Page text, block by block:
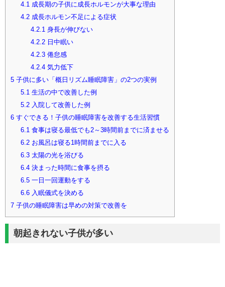
4.1成長期の子供に成長ホルモンが大事な理由
4.2成長ホルモン不足による症状
4.2.1身長が伸びない
4.2.2日中眠い
4.2.3倦怠感
4.2.4気力低下
5 子供に多い「概日リズム睡眠障害」の2つの実例
5.1生活の中で改善した例
5.2入院して改善した例
6 すぐできる！子供の睡眠障害を改善する生活習慣
6.1食事は寝る最低でも2～3時間前までに済ませる
6.2お風呂は寝る1時間前までに入る
6.3太陽の光を浴びる
6.4決まった時間に食事を摂る
6.5一日一回運動をする
6.6入眠儀式を決める
7 子供の睡眠障害は早めの対策で改善を
朝起きれない子供が多い